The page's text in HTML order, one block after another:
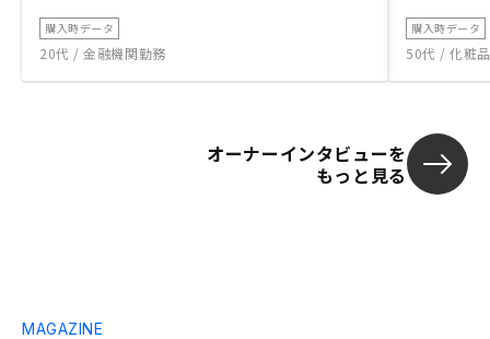
購入時データ
20代 / 金融機関勤務
購入時データ
50代 / 化粧
オーナーインタビューを
もっと見る
MAGAZINE